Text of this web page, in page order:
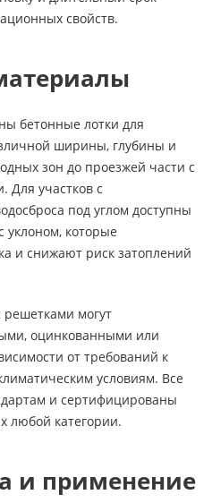
свойств.
бетонные лотки для
ширины, глубины и
зон до проезжей части с
Для участков с
под углом доступны
уклоном, которые
и снижают риск затоплений
могут
оцинкованными или
от требований к
условиям. Все
и сертифицированы
любой категории.
и применение